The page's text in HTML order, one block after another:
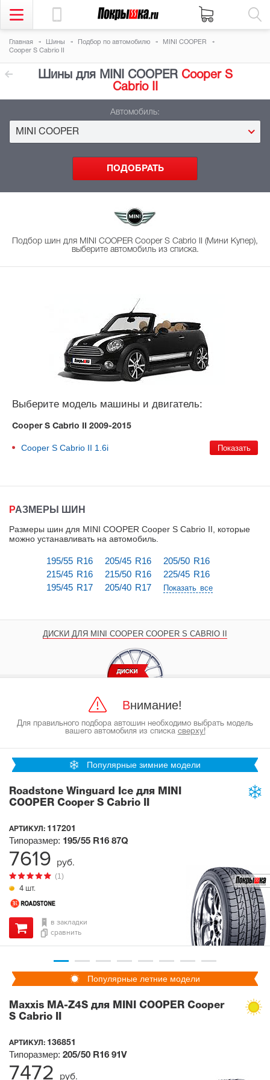
Главная Шины Подбор по автомобилю
MINI COOPER
Cooper S Cabrio II
Шины для MINI COOPER Cooper S
Cabrio II
Автомобиль:
MINI COOPER
Подбор шин для MINI COOPER Cooper S Cabrio II (Мини Купер),
выберите автомобиль из списка.
Выберите модель машины и двигатель:
Cooper S Cabrio II 2009-2015
Cooper S Cabrio II 1.6i
РАЗМЕРЫ ШИН
Размеры шин для MINI COOPER Cooper S Cabrio II, которые
можно устанавливать на автомобиль
195/55 R16 205/45 R16
205/50 R16
215/45 R16
215/50 R16
225/45 R16
195/45 R17
205/40 R17 Показать все
ДИСКИ ДЛЯ MINI COOPER COOPER S CABRIO II
Внимание!
Для правильного подбора автошин необходимо выбрать модель
вашего автомобиля из списка сверху!
Популярные зимние модели
Roadstone Winguard Ice для MINI
COOPER Cooper S Cabrio II
АРТИКУЛ: 117201
4 шт.
(1)
Типоразмер: 195/55 R16 87Q
в закладки
сравнить
7619 руб.
Популярные летние модели
Maxxis MA-Z4S для MINI COOPER Cooper
S Cabrio II
АРТИКУЛ: 136851
Типоразмер: 205/50 R16 91V
7472 руб.